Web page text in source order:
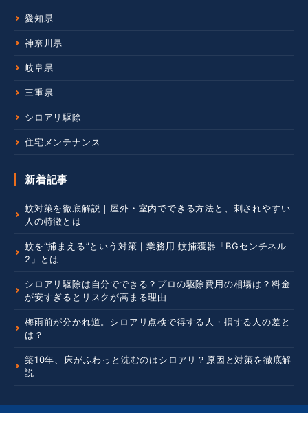
愛知県
神奈川県
岐阜県
三重県
シロアリ駆除
住宅メンテナンス
新着記事
蚊対策を徹底解説｜屋外・室内でできる方法と、刺されやすい
人の特徴とは
蚊を“捕まえる”という対策｜業務用 蚊捕獲器「BGセンチネル
2」とは
シロアリ駆除は自分でできる？プロの駆除費用の相場は？料金
が安すぎるとリスクが高まる理由
梅雨前が分かれ道。シロアリ点検で得する人・損する人の差と
は？
築10年、床がふわっと沈むのはシロアリ？原因と対策を徹底解
説